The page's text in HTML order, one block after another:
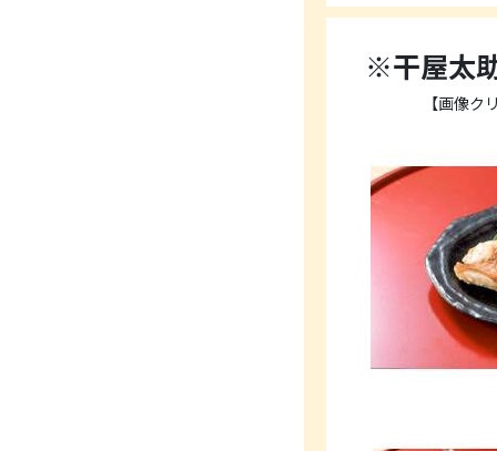
※干屋太
【画像ク